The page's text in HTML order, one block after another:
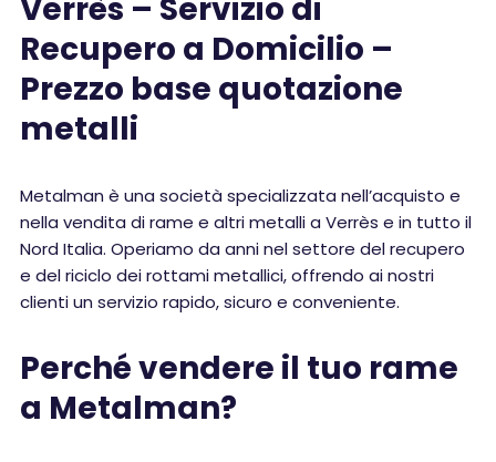
Verrès – Servizio di
Recupero a Domicilio –
Prezzo base quotazione
metalli
Metalman è una società specializzata nell’acquisto e
nella vendita di rame e altri metalli a Verrès e in tutto il
Nord Italia. Operiamo da anni nel settore del recupero
e del riciclo dei rottami metallici, offrendo ai nostri
clienti un servizio rapido, sicuro e conveniente.
Perché vendere il tuo rame
a Metalman?